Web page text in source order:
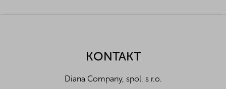
Návod na použitie:3g / 1kg hmoty
izbová teplota
Energetická hodnota (kJ/kcal)
KONTAKT
Diana Company, spol. s r.o.